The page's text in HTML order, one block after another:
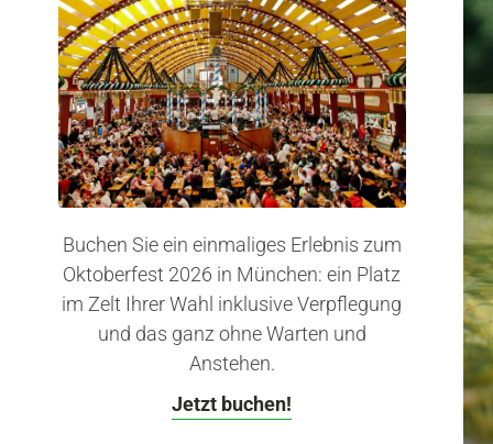
Buchen Sie ein einmaliges Erlebnis zum
Oktoberfest 2026 in München: ein Platz
im Zelt Ihrer Wahl inklusive Verpflegung
und das ganz ohne Warten und
Anstehen.
Jetzt buchen!
Orte zum Abkühlen